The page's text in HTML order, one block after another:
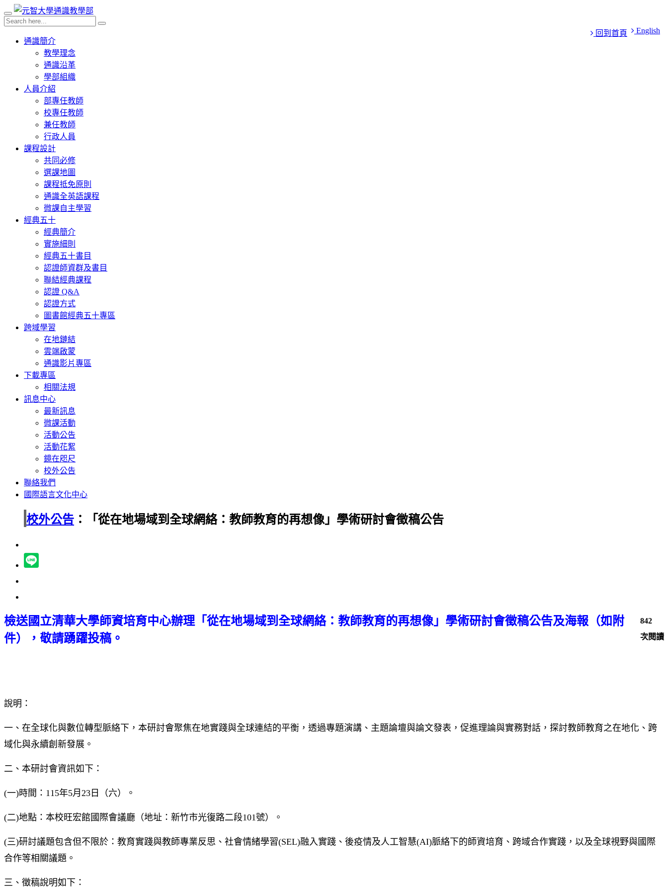
English
回到首頁
通識簡介
教學理念
通識沿革
學部組織
人員介紹
部專任教師
校專任教師
兼任教師
行政人員
課程設計
共同必修
選課地圖
課程抵免原則
通識全英語課程
微課自主學習
經典五十
經典簡介
實施細則
經典五十書目
認證師資群及書目
聯結經典課程
認證 Q&A
認證方式
圖書館經典五十專區
跨域學習
在地鏈結
雲端啟蒙
通識影片專區
下載專區
相關法規
訊息中心
最新訊息
微課活動
活動公告
活動花絮
鏡在咫尺
校外公告
聯絡我們
國際語言文化中心
校外公告 ：「從在地場域到全球網絡：教師教育的再想像」學術研討會徵稿公告
842
次閱讀
檢送國立清華大學師資培育中心辦理「從在地場域到全球網絡：教師教育的再想像」學術研討會徵稿公告及海報（如附
件），敬請踴躍投稿。
說明：
一、在全球化與數位轉型脈絡下，本研討會聚焦在地實踐與全球連結的平衡，透過專題演講、主題論壇與論文發表，促進理論與實務對話，探討教師教育之在地化、跨
域化與永續創新發展。
二、本研討會資訊如下：
(一)時間：115年5月23日（六）。
(二)地點：本校旺宏館國際會議廳（地址：新竹市光復路二段101號）。
(三)研討議題包含但不限於：教育實踐與教師專業反思、社會情緒學習(SEL)融入實踐、後疫情及人工智慧(AI)脈絡下的師資培育、跨域合作實踐，以及全球視野與國際
合作等相關議題。
三、徵稿說明如下：